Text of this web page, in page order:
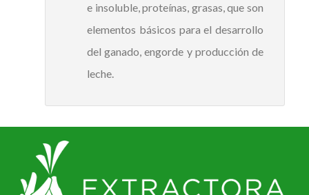
e insoluble, proteínas, grasas, que son
elementos básicos para el desarrollo
del ganado, engorde y producción de
leche.